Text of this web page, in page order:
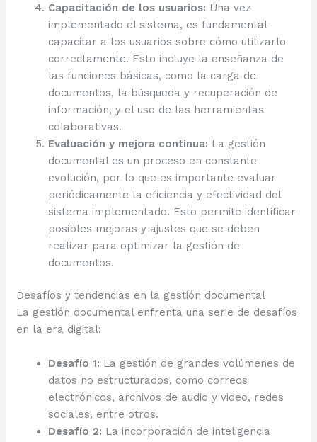
Capacitación de los usuarios: Una vez
implementado el sistema, es fundamental
capacitar a los usuarios sobre cómo utilizarlo
correctamente. Esto incluye la enseñanza de
las funciones básicas, como la carga de
documentos, la búsqueda y recuperación de
información, y el uso de las herramientas
colaborativas.
Evaluación y mejora continua: La gestión
documental es un proceso en constante
evolución, por lo que es importante evaluar
periódicamente la eficiencia y efectividad del
sistema implementado. Esto permite identificar
posibles mejoras y ajustes que se deben
realizar para optimizar la gestión de
documentos.
Desafíos y tendencias en la gestión documental
La gestión documental enfrenta una serie de desafíos
en la era digital:
Desafío 1: La gestión de grandes volúmenes de
datos no estructurados, como correos
electrónicos, archivos de audio y video, redes
sociales, entre otros.
Desafío 2: La incorporación de inteligencia